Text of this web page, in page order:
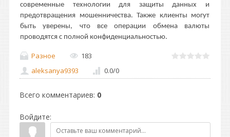
современные технологии для защиты данных и
предотвращения мошенничества. Также клиенты могут
быть уверены, что все операции обмена валюты
проводятся с полной конфиденциальностью.
Разное
183
aleksanya9393
0.0/0
Всего комментариев: 0
Войдите: